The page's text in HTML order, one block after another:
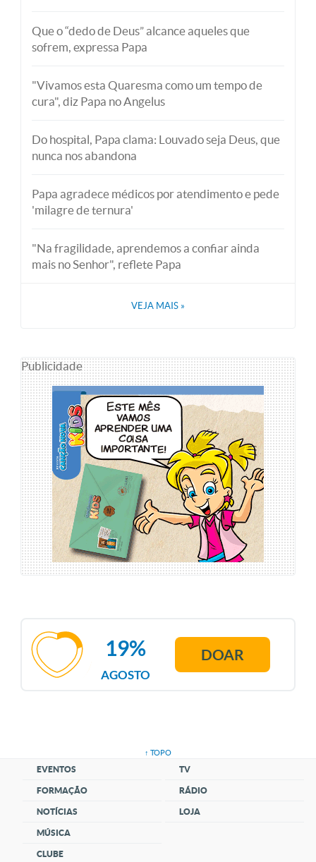
Que o “dedo de Deus” alcance aqueles que
sofrem, expressa Papa
"Vivamos esta Quaresma como um tempo de
cura", diz Papa no Angelus
Do hospital, Papa clama: Louvado seja Deus, que
nunca nos abandona
Papa agradece médicos por atendimento e pede
'milagre de ternura'
"Na fragilidade, aprendemos a confiar ainda
mais no Senhor", reflete Papa
VEJA MAIS »
Publicidade
AGOSTO
19% DOAR
↑ TOPO
EVENTOS
FORMAÇÃO
NOTÍCIAS
MÚSICA
CLUBE
TV
RÁDIO
LOJA